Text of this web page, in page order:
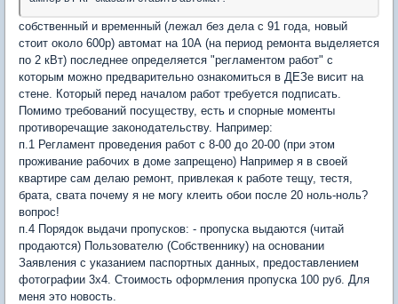
собственный и временный (лежал без дела с 91 года, новый
стоит около 600р) автомат на 10А (на период ремонта выделяется
по 2 кВт) последнее определяется "регламентом работ" с
которым можно предварительно ознакомиться в ДЕЗе висит на
стене. Который перед началом работ требуется подписать.
Помимо требований посуществу, есть и спорные моменты
противоречащие законодательству. Например:
п.1 Регламент проведения работ с 8-00 до 20-00 (при этом
проживание рабочих в доме запрещено) Например я в своей
квартире сам делаю ремонт, привлекая к работе тещу, тестя,
брата, свата почему я не могу клеить обои после 20 ноль-ноль?
вопрос!
п.4 Порядок выдачи пропусков: - пропуска выдаются (читай
продаются) Пользователю (Собственнику) на основании
Заявления с указанием паспортных данных, предоставлением
фотографии 3х4. Стоимость оформления пропуска 100 руб. Для
меня это новость.